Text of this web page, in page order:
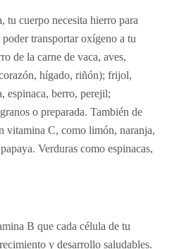
tu cuerpo necesita hierro para
transportar oxígeno a tu
de la carne de vaca, aves,
hígado, riñón); frijol,
espinaca, berro, perejil;
o preparada. También de
vitamina C, como limón, naranja,
Verduras como espinacas,
B que cada célula de tu
y desarrollo saludables.